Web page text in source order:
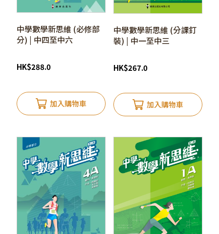
中學數學新思維 (必修部
分) | 中四至中六
HK$288.0
加入購物車
中學數學新思維 (分課釘
裝) | 中一至中三
HK$267.0
加入購物車